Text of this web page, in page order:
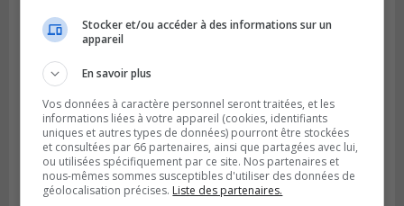
Stocker et/ou accéder à des informations sur un
appareil
En savoir plus
Vos données à caractère personnel seront traitées, et les
informations liées à votre appareil (cookies, identifiants
uniques et autres types de données) pourront être stockées
et consultées par 66 partenaires, ainsi que partagées avec lui,
ou utilisées spécifiquement par ce site. Nos partenaires et
nous-mêmes sommes susceptibles d'utiliser des données de
géolocalisation précises. Liste des partenaires.